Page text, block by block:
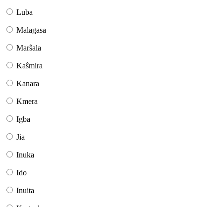
Luba
Malagasa
Marŝala
Kaŝmira
Kanara
Kmera
Igba
Jia
Inuka
Ido
Inuita